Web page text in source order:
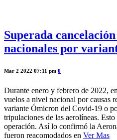
Superada
nacionales por
Mar 2 2022 07:11 pm 0
Durante enero y febrero de 2022,
vuelos a nivel nacional por causas
variante Ómicron del Covid-19 o
tripulaciones de las aerolíneas.
operación. Así lo confirmó la
fueron reacomodados en Ver Mas